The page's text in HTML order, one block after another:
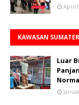
April
KAWASAN
Luar